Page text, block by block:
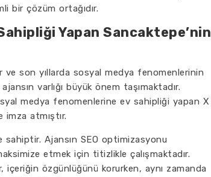
bir çözüm ortağıdır.
Yapan Sancaktepe’nin
son yıllarda sosyal medya fenomenlerinin
varlığı büyük önem taşımaktadır.
medya fenomenlerine ev sahipliği yapan X
imza atmıştır.
sahiptir. Ajansın SEO optimizasyonu
etmek için titizlikle çalışmaktadır.
içeriğin özgünlüğünü korurken, aynı zamanda